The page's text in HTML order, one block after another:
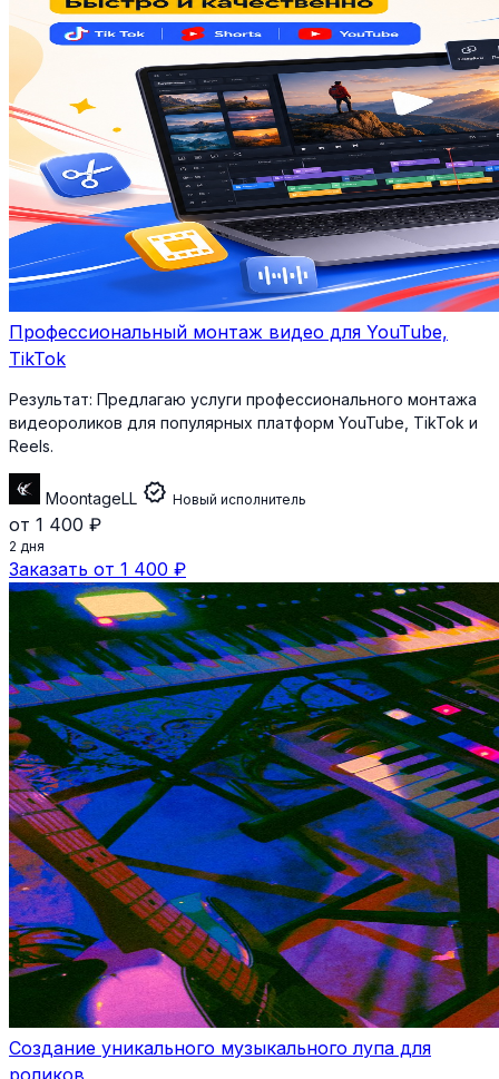
Профессиональный монтаж видео для YouTube,
TikTok
Результат: Предлагаю услуги профессионального монтажа
видеороликов для популярных платформ YouTube, TikTok и
Reels.
MoontageLL verified Новый исполнитель
от 1 400 ₽
2 дня
Заказать от 1 400 ₽
Создание уникального музыкального лупа для